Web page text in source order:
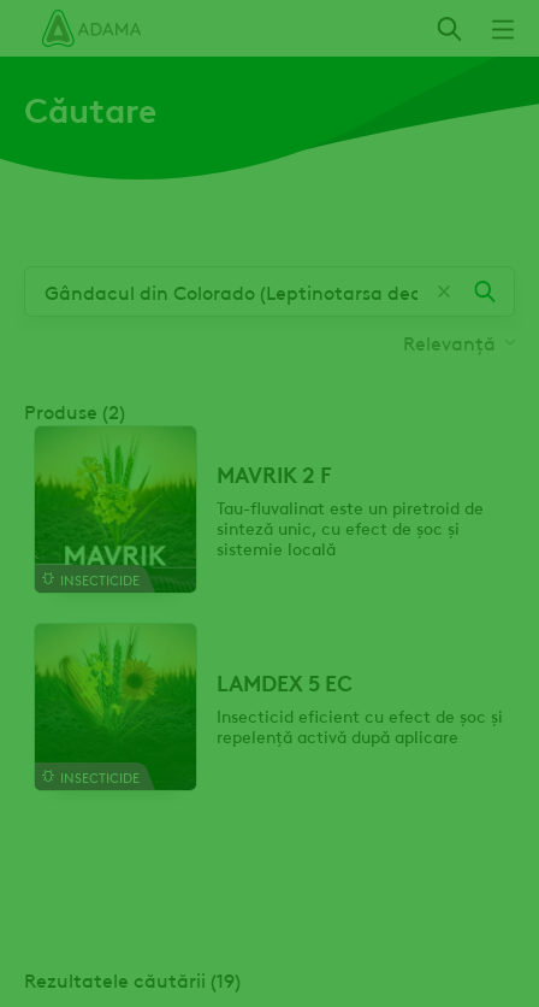
Mergi
principal
Căutare
Relevanță
Produse (2)
INSECTICIDE
MAVRIK 2 F
Tau-fluvalinat este un piretroid de
sinteză unic, cu efect de șoc și
sistemie locală
INSECTICIDE
LAMDEX 5 EC
Insecticid eficient cu efect de șoc și
repelență activă după aplicare
Rezultatele căutării (19)